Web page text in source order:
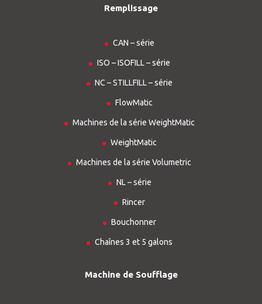
Remplissage
CAN – série
ISO – ISOFILL – série
NC – STILLFILL – série
FlowMatic
Machines de la série WeightMatic
WeightMatic
Machines de la série Volumetric
NL – série
Rincer
Bouchonner
Chaînes 3 et 5 galons
Machine de Soufflage